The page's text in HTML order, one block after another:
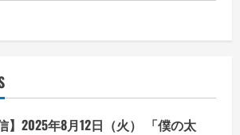
】2025年8月12日（火） 「僕の太